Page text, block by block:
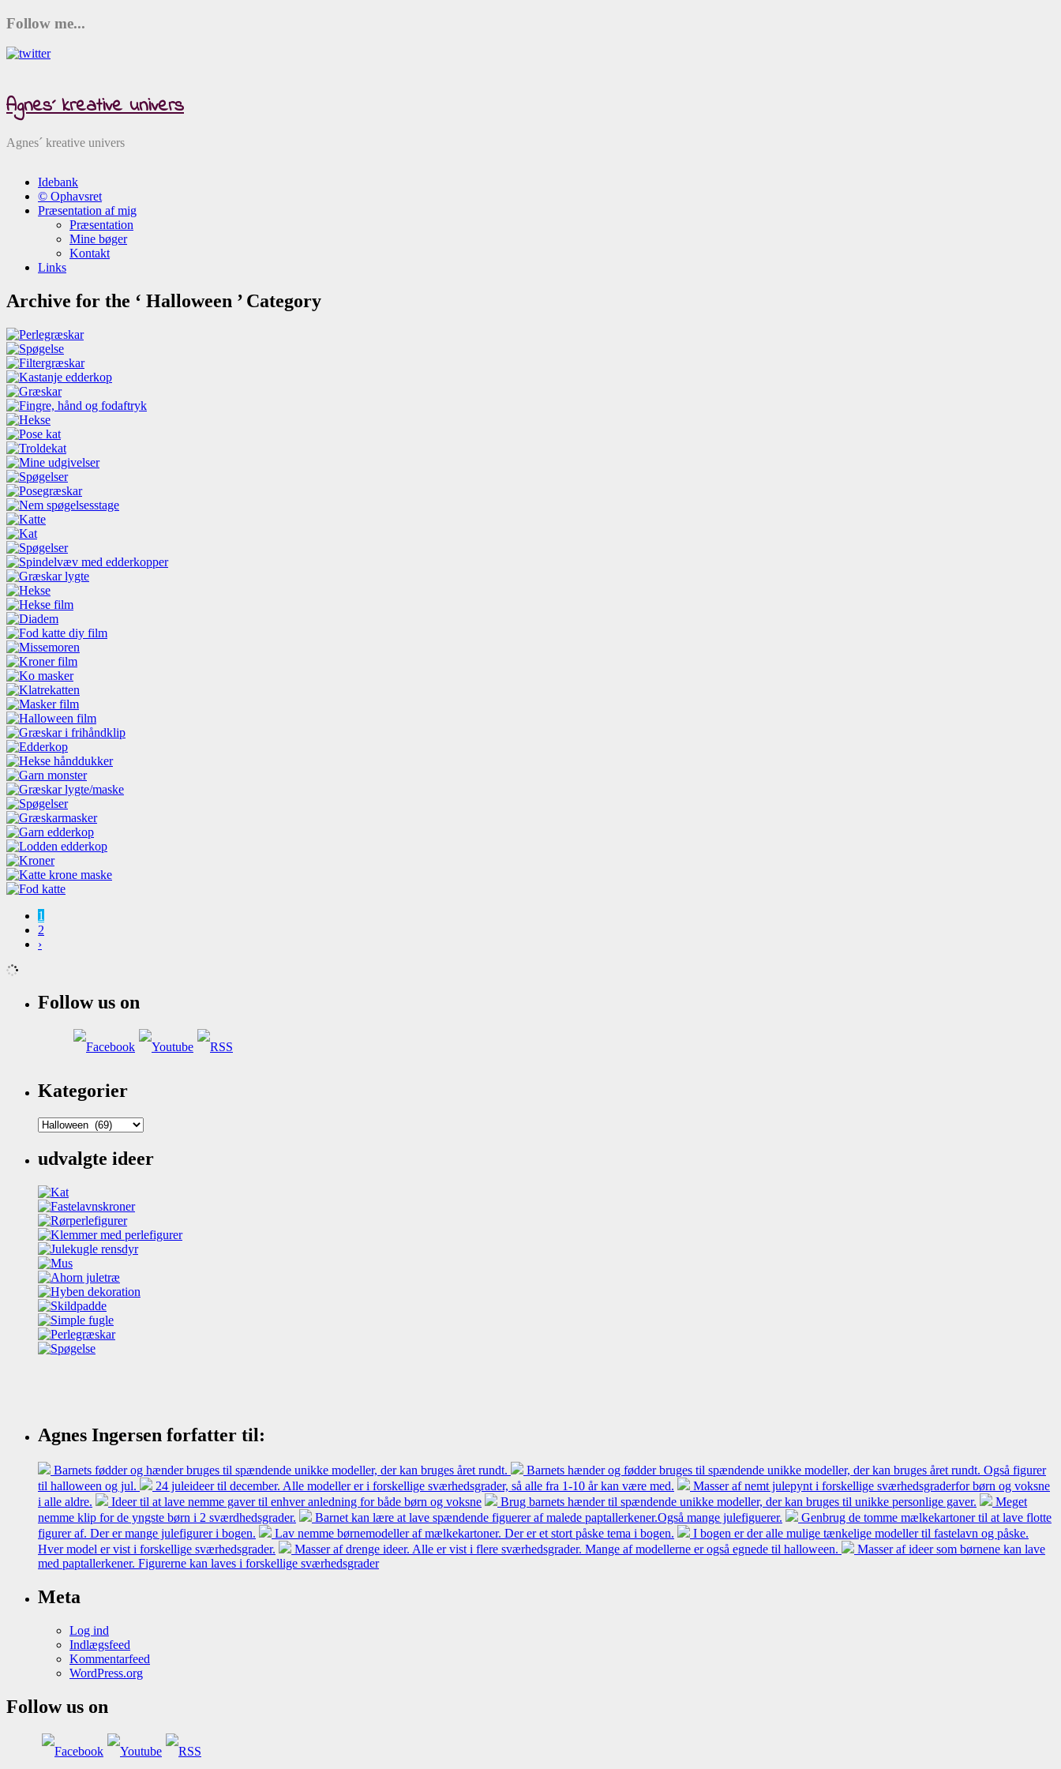
Follow me...
Agnes´ kreative univers
Agnes´ kreative univers
Idebank
© Ophavsret
Præsentation af mig
Præsentation
Mine bøger
Kontakt
Links
Archive for the ‘ Halloween ’ Category
1
2
›
Follow us on
Kategorier
Kategorier
udvalgte ideer
Agnes Ingersen forfatter til:
Barnets fødder og hænder bruges til spændende unikke modeller, der kan bruges året rundt.
Barnets hænder og fødder bruges til spændende unikke modeller, der kan bruges året rundt. Også figurer
til halloween og jul.
24 juleideer til december. Alle modeller er i forskellige sværhedsgrader, så alle fra 1-10 år kan være med.
Masser af nemt julepynt i forskellige sværhedsgraderfor børn og voksne
i alle aldre.
Ideer til at lave nemme gaver til enhver anledning for både børn og voksne Brug barnets hænder til spændende unikke modeller, der kan bruges til unikke personlige gaver.
Meget
nemme klip for de yngste børn i 2 sværdhedsgrader.
Barnet kan lære at lave spændende figuerer af malede paptallerkener.Også mange julefiguerer.
Genbrug de tomme mælkekartoner til at lave flotte
figurer af. Der er mange julefigurer i bogen.
Lav nemme børnemodeller af mælkekartoner. Der er et stort påske tema i bogen.
I bogen er der alle mulige tænkelige modeller til fastelavn og påske.
Hver model er vist i forskellige sværhedsgrader.
Masser af drenge ideer. Alle er vist i flere sværhedsgrader. Mange af modellerne er også egnede til halloween.
Masser af ideer som børnene kan lave
med paptallerkener. Figurerne kan laves i forskellige sværhedsgrader
Meta
Log ind
Indlægsfeed
Kommentarfeed
WordPress.org
Follow us on